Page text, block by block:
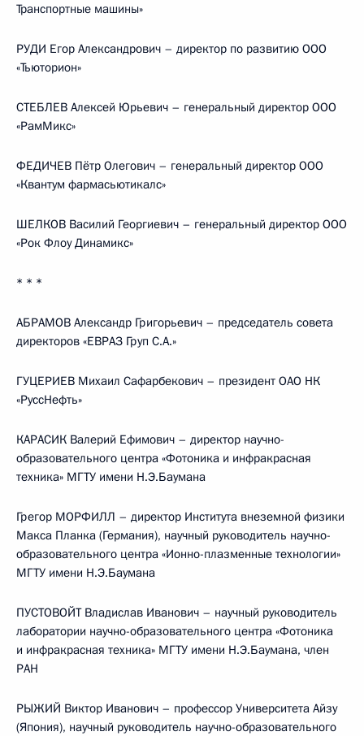
Транспортные машины»
РУДИ Егор Александрович – директор по развитию ООО
«Тьюторион»
СТЕБЛЕВ Алексей Юрьевич – генеральный директор ООО
«РамМикс»
ФЕДИЧЕВ Пётр Олегович – генеральный директор ООО
«Квантум фармасьютикалс»
ШЕЛКОВ Василий Георгиевич – генеральный директор ООО
«Рок Флоу Динамикс»
* * *
АБРАМОВ Александр Григорьевич – председатель совета
директоров «ЕВРАЗ Груп С.А.»
ГУЦЕРИЕВ Михаил Сафарбекович – президент ОАО НК
«РуссНефть»
КАРАСИК Валерий Ефимович – директор научно-
образовательного центра «Фотоника и инфракрасная
техника» МГТУ имени Н.Э.Баумана
Грегор МОРФИЛЛ – директор Института внеземной физики
Макса Планка (Германия), научный руководитель научно-
образовательного центра «Ионно-плазменные технологии»
МГТУ имени Н.Э.Баумана
ПУСТОВОЙТ Владислав Иванович – научный руководитель
лаборатории научно-образовательного центра «Фотоника
и инфракрасная техника» МГТУ имени Н.Э.Баумана, член
РАН
РЫЖИЙ Виктор Иванович – профессор Университета Айзу
(Япония), научный руководитель научно-образовательного